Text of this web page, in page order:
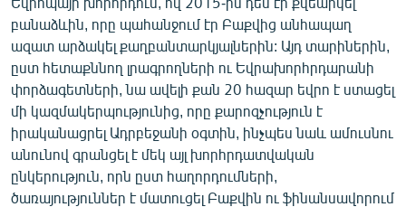
բանաձևին, որը պահանջում էր Բաքվից անհապաղ
ազատ արձակել քաղբանտարկյալներին: Այդ տարիներին,
ըստ հետաքննող լրագրողների ու Եվրախորհրդարանի
փորձագետների, նա ավելի քան 20 հազար եվրո է ստացել
մի կազմակերպությունից, որը քարոզչություն է
իրականացրել Ադրբեջանի օգտին, ինչպես նաև ամուսնու
անունով գրանցել է մեկ այլ խորհրդատվական
ընկերություն, որն ըստ հաղորդումների,
ծառայություններ է մատուցել Բաքվին ու ֆինանսավորում